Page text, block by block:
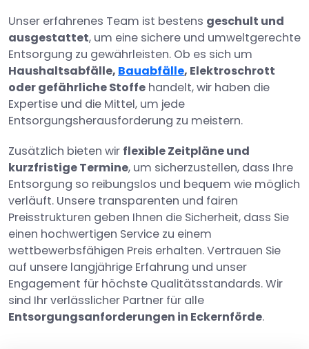
Unser erfahrenes Team ist bestens geschult und
ausgestattet, um eine sichere und umweltgerechte
Entsorgung zu gewährleisten. Ob es sich um
Haushaltsabfälle, Bauabfälle, Elektroschrott
oder gefährliche Stoffe handelt, wir haben die
Expertise und die Mittel, um jede
Entsorgungsherausforderung zu meistern.
Zusätzlich bieten wir flexible Zeitpläne und
kurzfristige Termine, um sicherzustellen, dass Ihre
Entsorgung so reibungslos und bequem wie möglich
verläuft. Unsere transparenten und fairen
Preisstrukturen geben Ihnen die Sicherheit, dass Sie
einen hochwertigen Service zu einem
wettbewerbsfähigen Preis erhalten. Vertrauen Sie
auf unsere langjährige Erfahrung und unser
Engagement für höchste Qualitätsstandards. Wir
sind Ihr verlässlicher Partner für alle
Entsorgungsanforderungen in Eckernförde.